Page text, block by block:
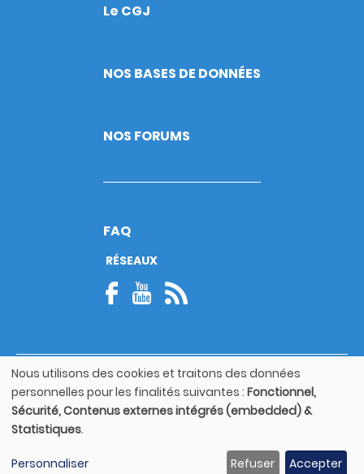
Footer
Le CGJ
NOS BASES DE DONNÉES
NOS FORUMS
FAQ
RÉSEAUX
© Copyright 2026
Footer
bottom
Mentions légales
Utilisation
des
données
personnelles
et
Nous utilisons des cookies et traitons des données
personnelles pour les finalités suivantes : Fonctionnel,
Sécurité, Contenus externes intégrés (embedded) &
Statistiques.
Personnaliser Refuser Accepter